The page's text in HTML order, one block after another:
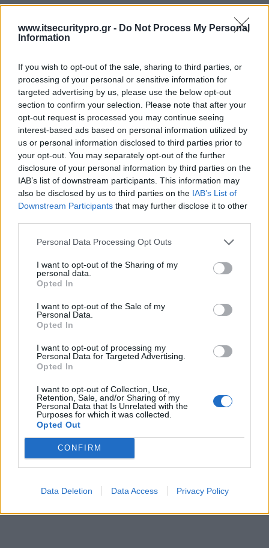
www.itsecuritypro.gr - Do Not Process My Personal
Information
If you wish to opt-out of the sale, sharing to third parties, or
processing of your personal or sensitive information for
targeted advertising by us, please use the below opt-out
section to confirm your selection. Please note that after your
opt-out request is processed you may continue seeing
interest-based ads based on personal information utilized by
us or personal information disclosed to third parties prior to
your opt-out. You may separately opt-out of the further
disclosure of your personal information by third parties on the
IAB’s list of downstream participants. This information may
also be disclosed by us to third parties on the IAB’s List of
Downstream Participants that may further disclose it to other
Personal Data Processing Opt Outs
I want to opt-out of the Sharing of my
personal data.
Opted In
I want to opt-out of the Sale of my
Personal Data.
Opted In
I want to opt-out of processing my
Personal Data for Targeted Advertising.
Opted In
I want to opt-out of Collection, Use,
Retention, Sale, and/or Sharing of my
Personal Data that Is Unrelated with the
Purposes for which it was collected.
Opted Out
CONFIRM
Data Deletion Data Access Privacy Policy